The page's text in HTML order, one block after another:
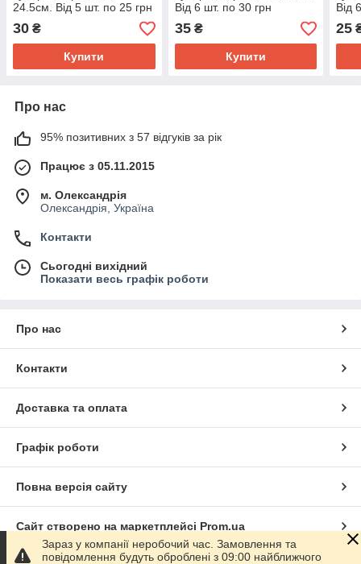
24.5см. Від 5 шт. по 25 грн
30 ₴
Купити
Від 6 шт. по 30 грн
35₴
Купити
Від
25
Про нас
95% позитивних з 57 відгуків за рік
Працює з 05.11.2015
м. Олександрія
Олександрія, Україна
Контакти
Сьогодні вихідний
Показати весь графік роботи
Про нас
Контакти
Доставка та оплата
Графік роботи
Повна версія сайту
Сайт створено на маркетплейсі Prom.ua
Зараз у компанії неробочий час. Замовлення та
повідомлення будуть оброблені з 09:00 найближчого